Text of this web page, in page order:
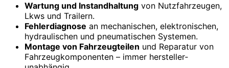
Wartung und Instand­haltung von Nutz­fahrzeugen,
Lkws und Trailern.
Fehler­diagnose an mechanischen, elektronischen,
hydraulischen und pneumatischen Systemen.
Montage von Fahrzeug­teilen und Reparatur von
Fahrzeug­komponenten – immer hersteller­